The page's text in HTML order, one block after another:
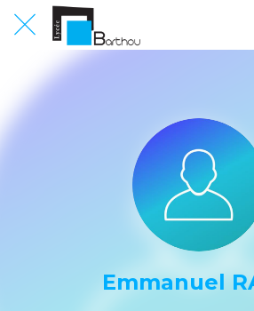
Emmanuel